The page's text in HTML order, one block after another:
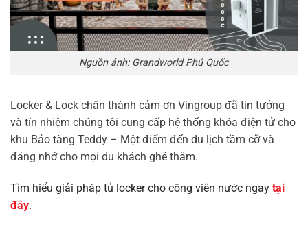
Nguồn ảnh: Grandworld Phú Quốc
Locker & Lock chân thành cảm ơn Vingroup đã tin tưởng
và tín nhiệm chúng tôi cung cấp hệ thống khóa điện tử cho
khu Bảo tàng Teddy – Một điểm đến du lịch tầm cỡ và
đáng nhớ cho mọi du khách ghé thăm.
Tìm hiểu giải pháp tủ locker cho công viên nước ngay tại
đây.